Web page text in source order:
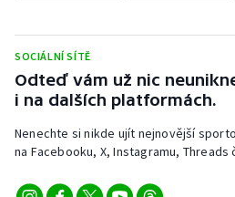
SOCIÁLNÍ SÍTĚ
Odteď vám už nic
i na dalších platformách.
Nenechte si nikde ujít nejnovější
na Facebooku, X, Instagramu, Threads